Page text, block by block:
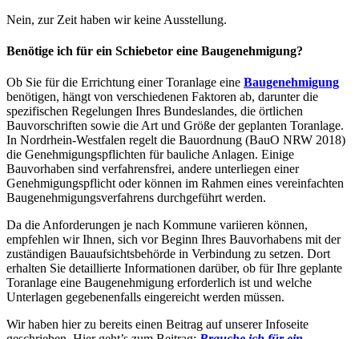
Nein, zur Zeit haben wir keine Ausstellung.
Benötige ich für ein Schiebetor eine Baugenehmigung?
Ob Sie für die Errichtung einer Toranlage eine Baugenehmigung
benötigen, hängt von verschiedenen Faktoren ab, darunter die
spezifischen Regelungen Ihres Bundeslandes, die örtlichen
Bauvorschriften sowie die Art und Größe der geplanten Toranlage.
In Nordrhein-Westfalen regelt die Bauordnung (BauO NRW 2018)
die Genehmigungspflichten für bauliche Anlagen. Einige
Bauvorhaben sind verfahrensfrei, andere unterliegen einer
Genehmigungspflicht oder können im Rahmen eines vereinfachten
Baugenehmigungsverfahrens durchgeführt werden.
Da die Anforderungen je nach Kommune variieren können,
empfehlen wir Ihnen, sich vor Beginn Ihres Bauvorhabens mit der
zuständigen Bauaufsichtsbehörde in Verbindung zu setzen. Dort
erhalten Sie detaillierte Informationen darüber, ob für Ihre geplante
Toranlage eine Baugenehmigung erforderlich ist und welche
Unterlagen gegebenenfalls eingereicht werden müssen.
Wir haben hier zu bereits einen Beitrag auf unserer Infoseite